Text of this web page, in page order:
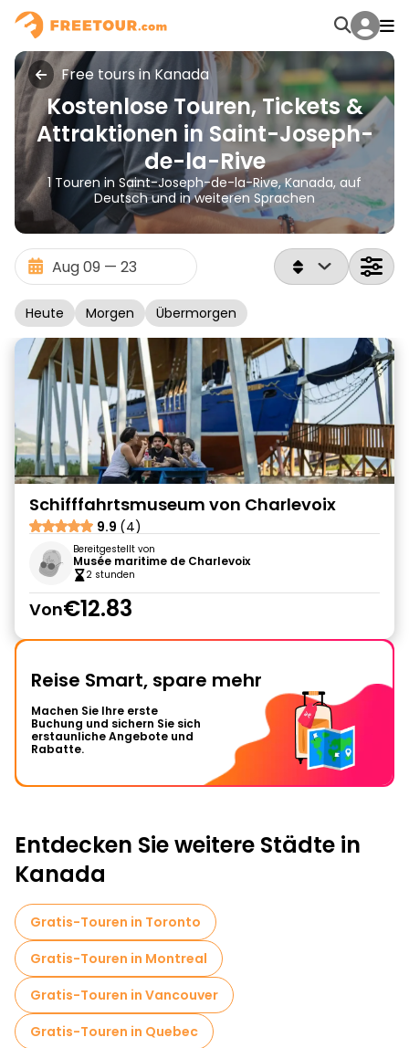
Free tours in Kanada
Kostenlose Touren, Tickets &
Attraktionen in Saint-Joseph-
de-la-Rive
1 Touren in Saint-Joseph-de-la-Rive, Kanada, auf
Deutsch und in weiteren Sprachen
Heute Morgen Übermorgen
Schifffahrtsmuseum von Charlevoix
9.9 (4)
Bereitgestellt von
Musée maritime de Charlevoix
2 stunden
Von€12.83
Reise Smart, spare mehr
Machen Sie Ihre erste
Buchung und sichern Sie sich
erstaunliche Angebote und
Rabatte.
Entdecken Sie weitere Städte in
Kanada
Gratis-Touren in Toronto
Gratis-Touren in Montreal
Gratis-Touren in Vancouver
Gratis-Touren in Quebec